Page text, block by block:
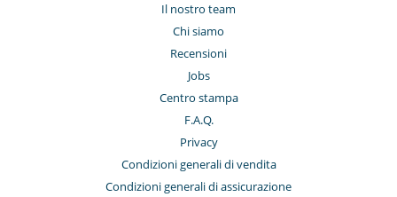
Il nostro team
Chi siamo
Recensioni
Jobs
Centro stampa
F.A.Q.
Privacy
Condizioni generali di vendita
Condizioni generali di assicurazione